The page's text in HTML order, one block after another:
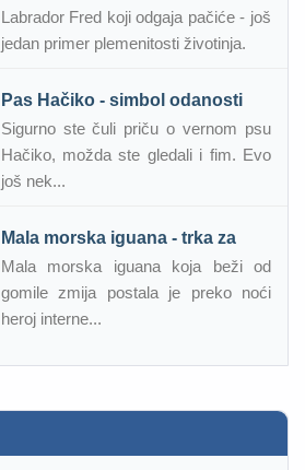
Labrador Fred koji odgaja pačiće - još
jedan primer plemenitosti životinja.
Pas Hačiko - simbol odanosti
Sigurno ste čuli priču o vernom psu
Hačiko, možda ste gledali i fim. Evo
još nek...
Mala morska iguana - trka za
Mala morska iguana koja beži od
gomile zmija postala je preko noći
heroj interne...